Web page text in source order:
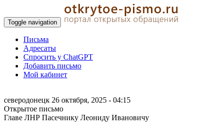
Toggle navigation
Письма
Адресаты
Спросить у ChatGPT
Добавить письмо
Мой кабинет
северодонецк 26 октября, 2025 - 04:15
Открытое письмо
Главе ЛНР Пасечнику Леониду Ивановичу